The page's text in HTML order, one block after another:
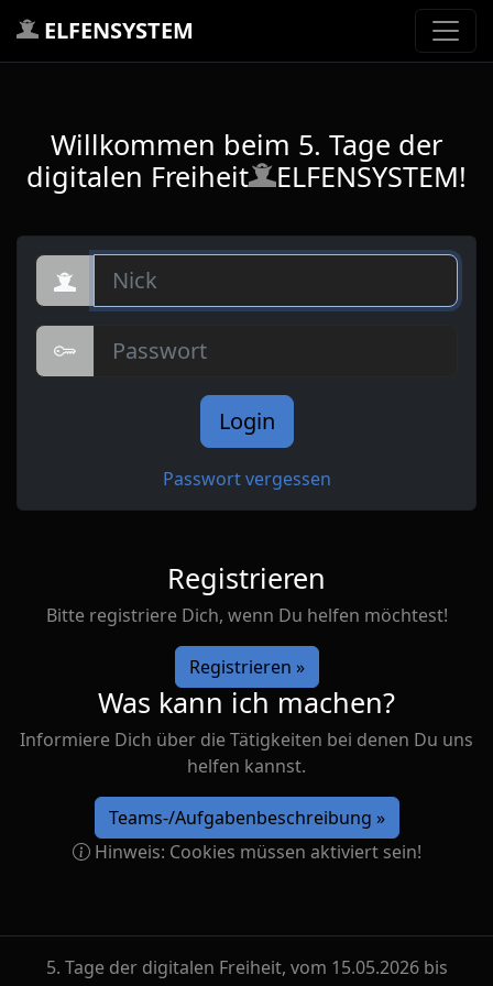
ELFENSYSTEM
Willkommen beim 5. Tage der
digitalen Freiheit
ELFENSYSTEM!
Nick
Passwort
Login
Passwort vergessen
Registrieren
Bitte registriere Dich, wenn Du helfen möchtest!
Registrieren »
Was kann ich machen?
Informiere Dich über die Tätigkeiten bei denen Du uns
helfen kannst.
Teams-/Aufgabenbeschreibung »
Hinweis: Cookies müssen aktiviert sein!
5. Tage der digitalen Freiheit, vom 15.05.2026 bis